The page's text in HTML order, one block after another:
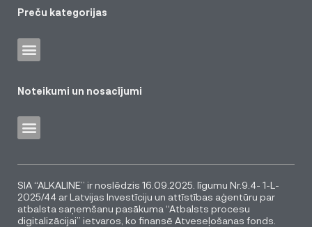
Preču kategorijas
Noteikumi un nosacījumi
SIA “ALKALINE” ir noslēdzis 16.09.2025. līgumu Nr.9.4- 1-L-
2025/44 ar Latvijas Investīciju un attīstības aģentūru par
atbalsta saņemšanu pasākuma “Atbalsts procesu
digitalizācijai” ietvaros, ko finansē Atveseļošanas fonds.